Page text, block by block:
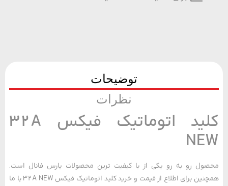
توضیحات
نظرات
کلید اتوماتیک فیکس 32A
رو به رو یکی از با کیفیت ترین محصولات پارس فانال است.
همچنین برای اطلاع از قیمت و خرید کلید اتوماتیک فیکس 32A NEW با ما